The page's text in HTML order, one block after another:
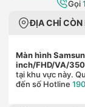
Gọi
ĐỊA CHỈ CÒN
Màn hình
inch/FHD/VA/
tại khu vực này.
đến số Hotline